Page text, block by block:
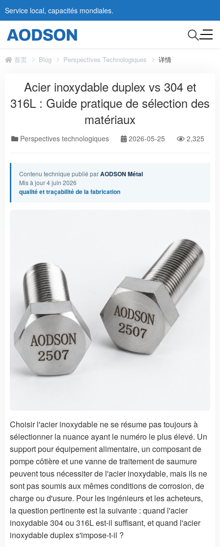
Service local, capacités mondiales.
首页 Blog Perspectives Technologiques 详情
Acier inoxydable duplex vs 304 et
316L : Guide pratique de sélection des
matériaux
Perspectives technologiques 2026-05-25 2,325
Contenu technique publié parAODSON Métal
Mis à jour 4 juin 2026
qualité et traçabilité de la fabrication
Choisir l'acier inoxydable ne se résume pas toujours à
sélectionner la nuance ayant le numéro le plus élevé. Un
support pour équipement alimentaire, un composant de
pompe côtière et une vanne de traitement de saumure
peuvent tous nécessiter de l'acier inoxydable, mais ils ne
sont pas soumis aux mêmes conditions de corrosion, de
charge ou d'usure. Pour les ingénieurs et les acheteurs,
la question pertinente est la suivante : quand l'acier
inoxydable 304 ou 316L est-il suffisant, et quand l'acier
inoxydable duplex s'impose-t-il ?